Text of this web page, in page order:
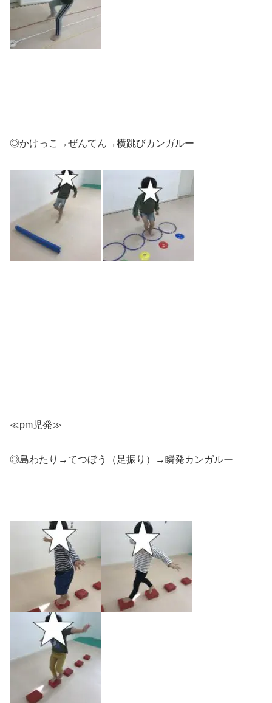
◎かけっこ→ぜんてん→横跳びカンガルー
≪pm児発≫
◎島わたり→てつぼう（足振り）→瞬発カンガルー